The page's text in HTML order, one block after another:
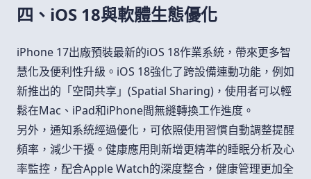
四、iOS 18與軟體生態優化
iPhone 17出廠預裝最新的iOS 18作業系統，帶來更多智
慧化及便利性升級。iOS 18強化了跨設備連動功能，例如
新推出的「空間共享」(Spatial Sharing)，使用者可以輕
鬆在Mac、iPad和iPhone間無縫轉換工作進度。
另外，通知系統經過優化，可依照使用習慣自動調整提醒
頻率，減少干擾。健康應用則新增更精準的睡眠分析及心
率監控，配合Apple Watch的深度整合，健康管理更加全